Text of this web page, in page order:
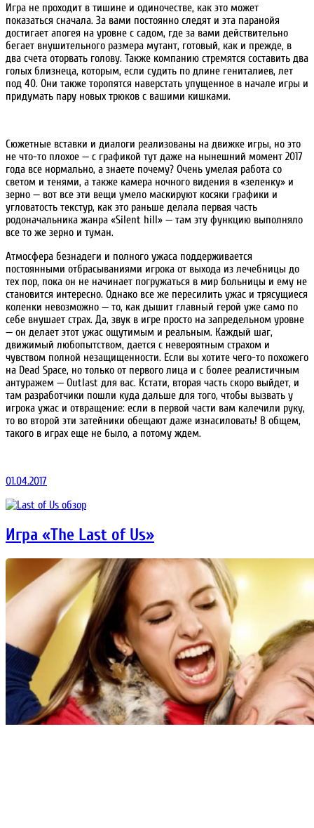
Игра не проходит в тишине и одиночестве, как это может
показаться сначала. За вами постоянно следят и эта паранойя
достигает апогея на уровне с садом, где за вами действительно
бегает внушительного размера мутант, готовый, как и прежде, в
два счета оторвать голову. Также компанию стремятся составить два
голых близнеца, которым, если судить по длине гениталиев, лет
под 40. Они также торопятся наверстать упущенное в начале игры и
придумать пару новых трюков с вашими кишками.
Сюжетные вставки и диалоги реализованы на движке игры, но это
не что-то плохое — с графикой тут даже на нынешний момент 2017
года все нормально, а знаете почему? Очень умелая работа со
светом и тенями, а также камера ночного видения в «зеленку» и
зерно — вот все эти вещи умело маскируют косяки графики и
угловатость текстур, как это раньше делала первая часть
родоначальника жанра «Silent hill» — там эту функцию выполняло
все то же зерно и туман.
Атмосфера безнадеги и полного ужаса поддерживается
постоянными отбрасываниями игрока от выхода из лечебницы до
тех пор, пока он не начинает погружаться в мир больницы и ему не
становится интересно. Однако все же пересилить ужас и трясущиеся
коленки невозможно — то, как дышит главный герой уже само по
себе внушает страх. Да, звук в игре просто на запредельном уровне
— он делает этот ужас ощутимым и реальным. Каждый шаг,
движимый любопытством, дается с невероятным страхом и
чувством полной незащищенности. Если вы хотите чего-то похожего
на Dead Space, но только от первого лица и с более реалистичным
антуражем — Outlast для вас. Кстати, вторая часть скоро выйдет, и
там разработчики пошли куда дальше для того, чтобы вызвать у
игрока ужас и отвращение: если в первой части вам калечили руку,
то во второй эти затейники обещают даже изнасиловать! В общем,
такого в играх еще не было, а потому ждем.
01.04.2017
Игра «The Last of Us»